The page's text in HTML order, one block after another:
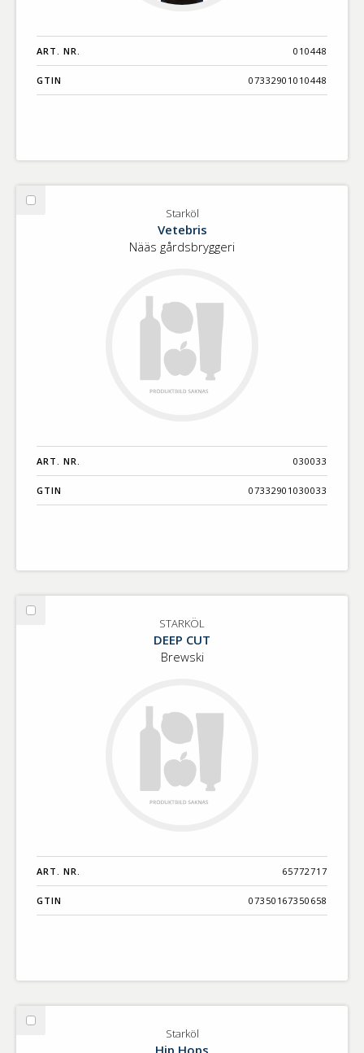
ART. NR. 010448
GTIN 07332901010448
Välj
Starköl
Vetebris
Nääs gårdsbryggeri
ART. NR. 030033
GTIN 07332901030033
Välj
STARKÖL
DEEP CUT
Brewski
ART. NR. 65772717
GTIN 07350167350658
Välj
Starköl